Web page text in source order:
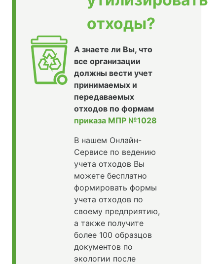
отходы?
А знаете ли Вы, что
все организации
должны вести учет
принимаемых и
передаваемых
отходов по формам
приказа МПР №1028
В нашем Онлайн-
Сервисе по ведению
учета отходов Вы
можете бесплатно
формировать формы
учета отходов по
своему предприятию,
а также получите
более 100 образцов
документов по
экологии после